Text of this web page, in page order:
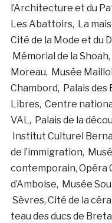
l’Architecture et du
Les Abattoirs, La
Cité de la Mode et du
Mémorial de la
Moreau, Musée
Chambord, Palais des
Libres, Centre
VAL, Palais de la
Institut Culturel
de l’immigration,
contemporain, Opéra
d’Amboise, Musée
Sèvres, Cité de la
teau des ducs de